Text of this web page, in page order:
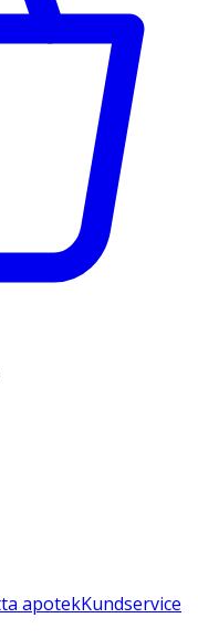
apotekKundservice